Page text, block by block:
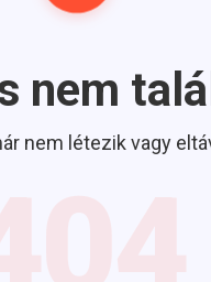
nem
nem létezik vagy